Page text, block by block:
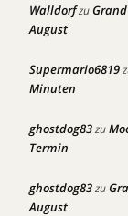
Walldorfzu
August
Supermario6819
Minuten
ghostdog83zu
Termin
ghostdog83zu
August